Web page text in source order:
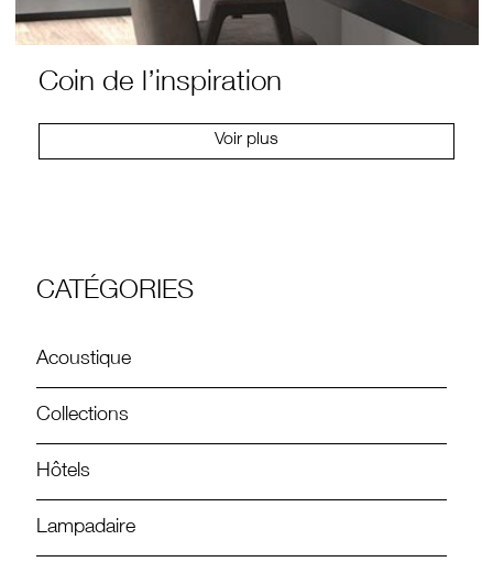
Coin de l’inspiration
Voir plus
CATÉGORIES
Acoustique
Collections
Hôtels
Lampadaire